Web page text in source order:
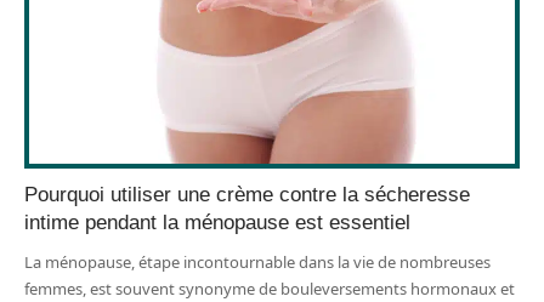
Pourquoi utiliser une crème contre la sécheresse
intime pendant la ménopause est essentiel
La ménopause, étape incontournable dans la vie de nombreuses
femmes, est souvent synonyme de bouleversements hormonaux et